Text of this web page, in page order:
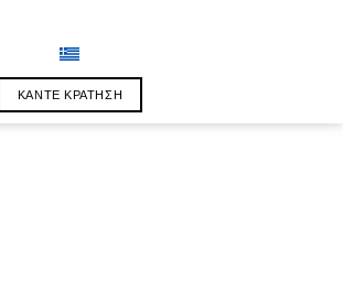
ΚΑΝΤΕ ΚΡΑΤΗΣΗ